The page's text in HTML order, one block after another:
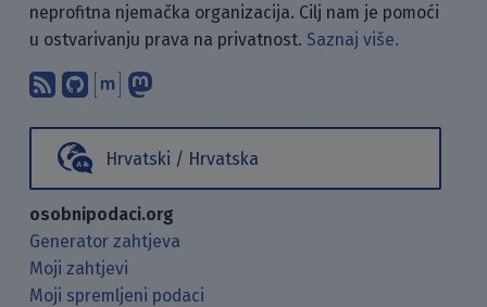
neprofitna njemačka organizacija. Cilj nam je pomoći
u ostvarivanju prava na privatnost. Saznaj više.
Pretplati se na naš blog koristeći
Pronađi nas na GitHubu.
Raspravljaj s nama putem
Hrvatski / Hrvatska
osobnipodaci.org
Generator zahtjeva
Moji zahtjevi
Moji spremljeni podaci